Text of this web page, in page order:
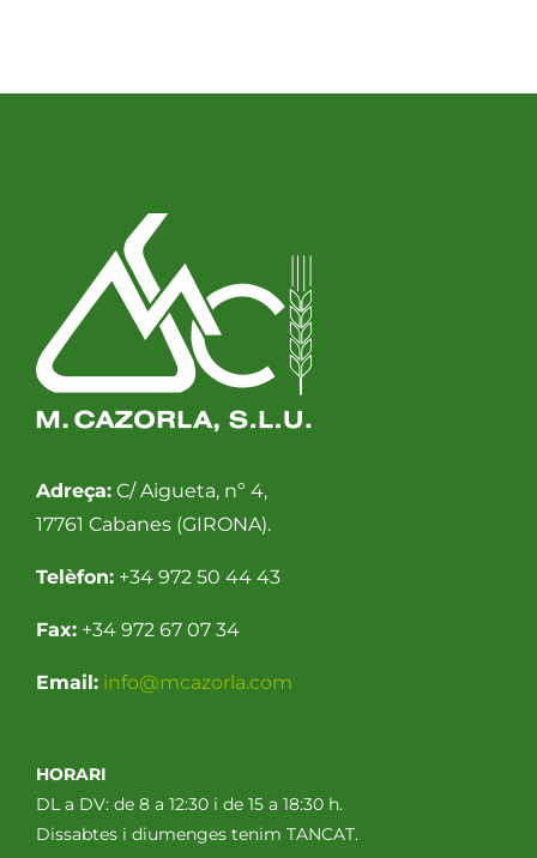
Adreça:C/ Aigueta, nº 4,
17761 Cabanes (GIRONA).
Telèfon:+34 972 50 44 43
Fax:+34 972 67 07 34
Email: info@mcazorla.com
HORARI
DL a DV: de 8 a 12:30 i de 15 a 18:30 h.
Dissabtes i diumenges tenim TANCAT.